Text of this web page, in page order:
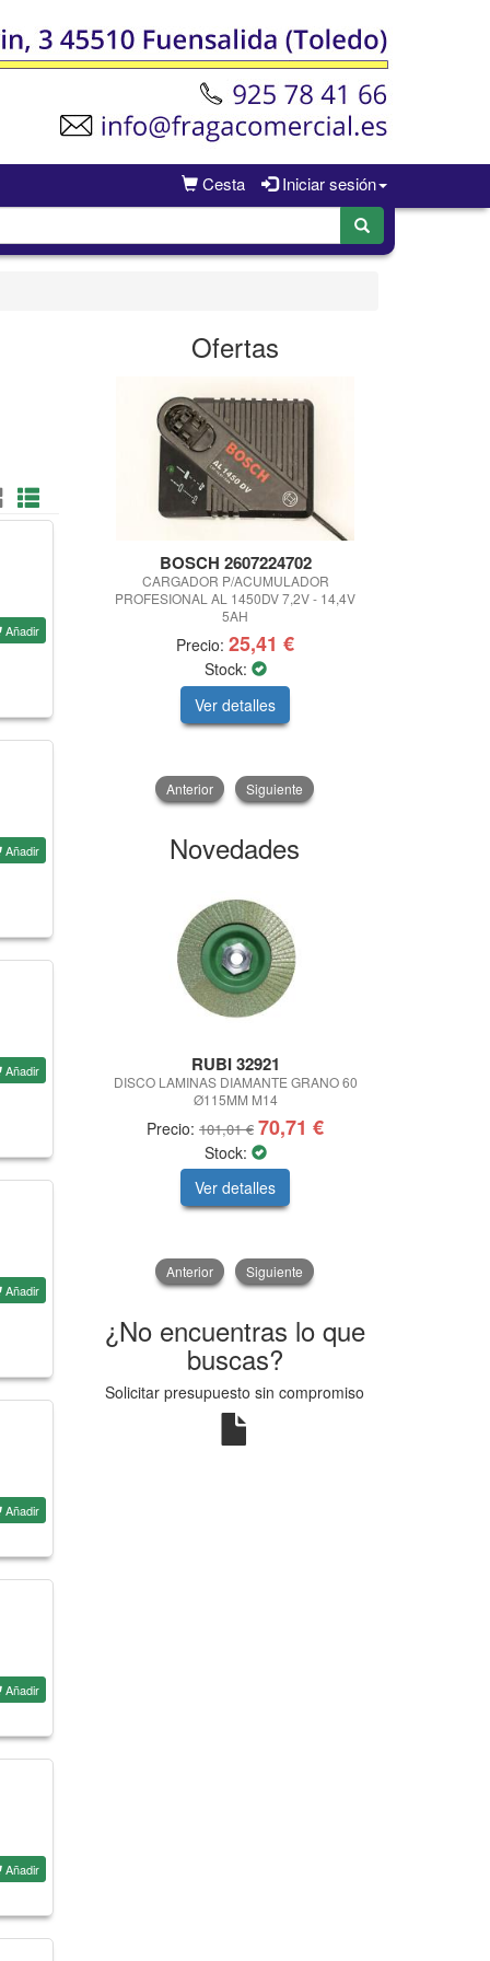
Cesta Iniciar sesión
Añadir
Añadir
Añadir
Añadir
Añadir
Añadir
Añadir
Ofertas
BOSCH 2607224702
CARGADOR P/ACUMULADOR
PROFESIONAL AL 1450DV 7,2V - 14,4V
5AH
Precio: 25,41 €
Stock:
Ver detalles
Anterior Siguiente
Novedades
RUBI 32921
DISCO LAMINAS DIAMANTE GRANO 60
Ø115MM M14
Precio: 101,01 € 70,71 €
Stock:
Ver detalles
Anterior Siguiente
¿No encuentras lo que
buscas?
Solicitar presupuesto sin compromiso